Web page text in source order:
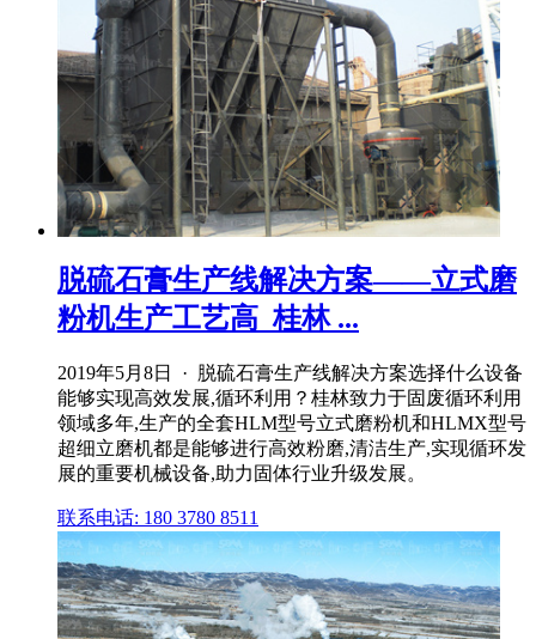
脱硫石膏生产线解决方案——立式磨
粉机生产工艺高_桂林 ...
2019年5月8日 · 脱硫石膏生产线解决方案选择什么设备
能够实现高效发展,循环利用？桂林致力于固废循环利用
领域多年,生产的全套HLM型号立式磨粉机和HLMX型号
超细立磨机都是能够进行高效粉磨,清洁生产,实现循环发
展的重要机械设备,助力固体行业升级发展。
联系电话: 180 3780 8511